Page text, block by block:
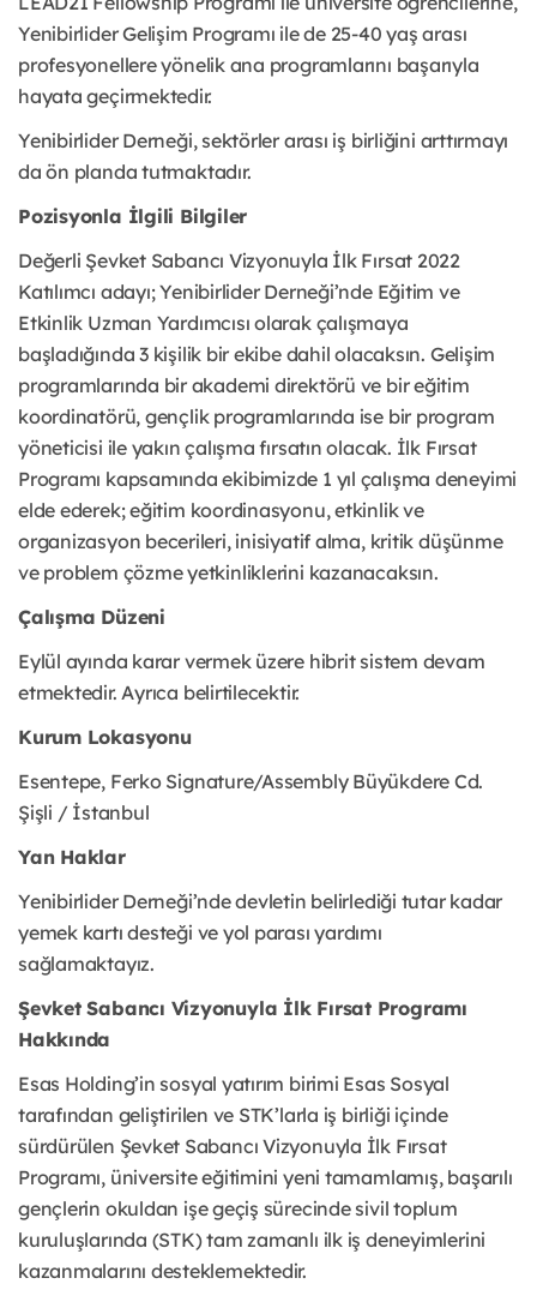
Yenibirlider Gelişim Programı ile de 25-40 yaş arası
profesyonellere yönelik ana programlarını başarıyla
hayata geçirmektedir.
Yenibirlider Derneği, sektörler arası iş birliğini arttırmayı
da ön planda tutmaktadır.
Pozisyonla İlgili Bilgiler
Değerli Şevket Sabancı Vizyonuyla İlk Fırsat 2022
Katılımcı adayı; Yenibirlider Derneği’nde Eğitim ve
Etkinlik Uzman Yardımcısı olarak çalışmaya
başladığında 3 kişilik bir ekibe dahil olacaksın. Gelişim
programlarında bir akademi direktörü ve bir eğitim
koordinatörü, gençlik programlarında ise bir program
yöneticisi ile yakın çalışma fırsatın olacak. İlk Fırsat
Programı kapsamında ekibimizde 1 yıl çalışma deneyimi
elde ederek; eğitim koordinasyonu, etkinlik ve
organizasyon becerileri, inisiyatif alma, kritik düşünme
ve problem çözme yetkinliklerini kazanacaksın.
Çalışma Düzeni
Eylül ayında karar vermek üzere hibrit sistem devam
etmektedir. Ayrıca belirtilecektir.
Kurum Lokasyonu
Esentepe, Ferko Signature/Assembly Büyükdere Cd.
Şişli / İstanbul
Yan Haklar
Yenibirlider Derneği’nde devletin belirlediği tutar kadar
yemek kartı desteği ve yol parası yardımı
sağlamaktayız.
Şevket Sabancı Vizyonuyla İlk Fırsat Programı
Hakkında
Esas Holding’in sosyal yatırım birimi Esas Sosyal
tarafından geliştirilen ve STK’larla iş birliği içinde
sürdürülen Şevket Sabancı Vizyonuyla İlk Fırsat
Programı, üniversite eğitimini yeni tamamlamış, başarılı
gençlerin okuldan işe geçiş sürecinde sivil toplum
kuruluşlarında (STK) tam zamanlı ilk iş deneyimlerini
kazanmalarını desteklemektedir.